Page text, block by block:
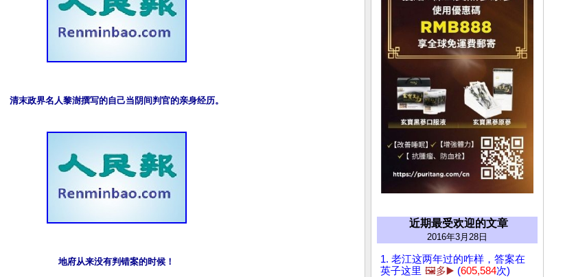
清末政界名人黎澍撰写的自己当阴间判官的亲身经历。
地府从来没有判错案的时候！
近期最受欢迎的文章
2016年3月28日
1. 老江这两年过的咋样，答案在
英子这里 🖼️多▶️ (605,584次)